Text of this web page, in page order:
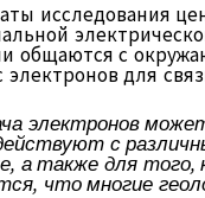
исследования
общаются с
электронов для
электронов
с
а также для того,
что многие